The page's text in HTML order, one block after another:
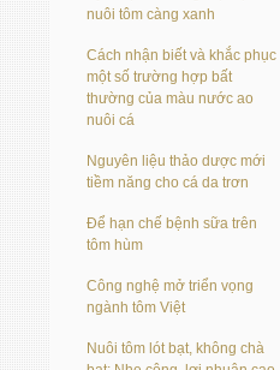
nuôi tôm càng xanh
Cách nhận biết và khắc phục
một số trường hợp bất
thường của màu nước ao
nuôi cá
Nguyên liệu thảo dược mới
tiềm năng cho cá da trơn
Để hạn chế bệnh sữa trên
tôm hùm
Công nghệ mở triển vọng
ngành tôm Việt
Nuôi tôm lót bạt, không chà